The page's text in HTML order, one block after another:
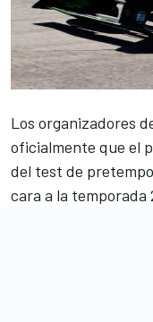
Los organizadores
oficialmente que el
del test de
cara a la temporada